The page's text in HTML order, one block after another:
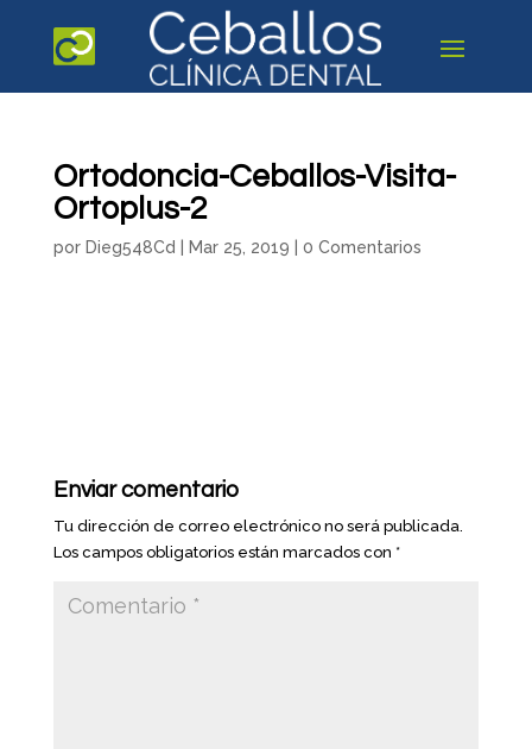
Ortodoncia-Ceballos-Visita-
Ortoplus-2
por Dieg548Cd Mar 25, 2019 0 Comentarios
Enviar comentario
Tu dirección de correo electrónico no será publicada.
Los campos obligatorios están marcados con *